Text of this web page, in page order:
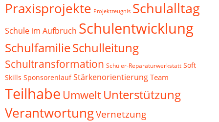
Praxisprojekte Projektzeugnis Schulalltag
Schule im Aufbruch Schulentwicklung
SchulfamilieSchulleitung
Schultransformation Schüler-Reparaturwerkstatt Soft
Skills Sponsorenlauf Stärkenorientierung Team
Teilhabe Umwelt Unterstützung
VerantwortungVernetzung